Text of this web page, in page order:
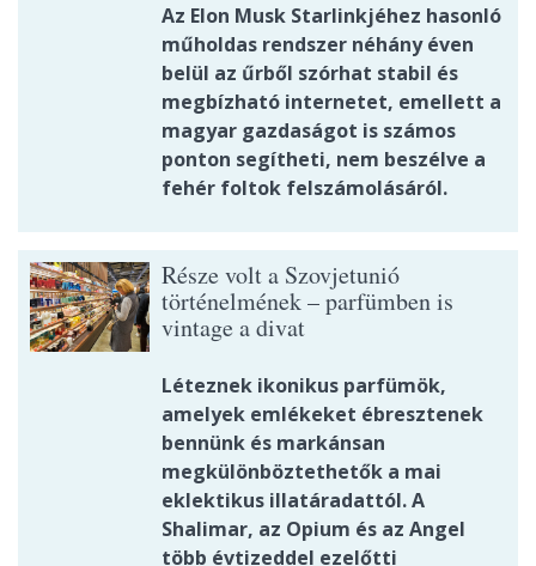
Az Elon Musk Starlinkjéhez hasonló
műholdas rendszer néhány éven
belül az űrből szórhat stabil és
megbízható internetet, emellett a
magyar gazdaságot is számos
ponton segítheti, nem beszélve a
fehér foltok felszámolásáról.
Része volt a Szovjetunió
történelmének – parfümben is
vintage a divat
Léteznek ikonikus parfümök,
amelyek emlékeket ébresztenek
bennünk és markánsan
megkülönböztethetők a mai
eklektikus illatáradattól. A
Shalimar, az Opium és az Angel
több évtizeddel ezelőtti